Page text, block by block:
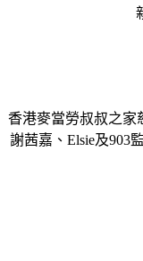
香港麥當勞叔叔之家
謝茜嘉、Elsie及903